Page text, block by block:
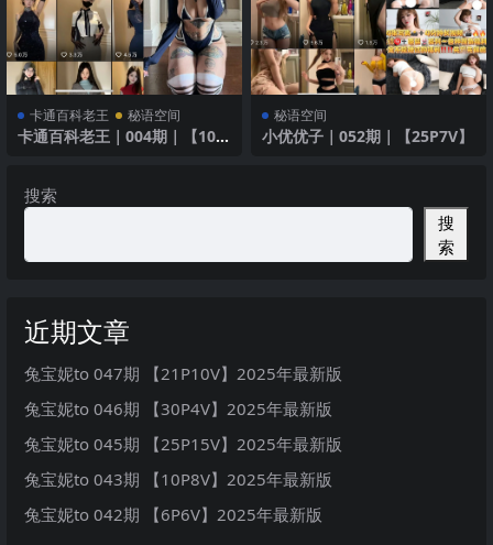
卡通百科老王 秘语空间
卡通百科老王｜004期｜【100
秘语空间
小优优子｜052期｜【25P7V】
搜索
搜
索
近期文章
兔宝妮to 047期 【21P10V】2025年最新版
兔宝妮to 046期 【30P4V】2025年最新版
兔宝妮to 045期 【25P15V】2025年最新版
兔宝妮to 043期 【10P8V】2025年最新版
兔宝妮to 042期 【6P6V】2025年最新版